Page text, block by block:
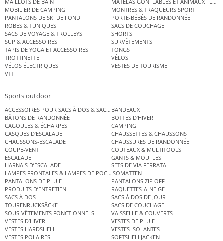
MAILLOTS DE BAIN
MATELAS GONFLABLES ET ANIMAUX
MOBILIER DE CAMPING
MONTRES & TRAQUEURS SPORT
PANTALONS DE SKI DE FOND
PORTE-BÉBÉS DE RANDONNÉE
ROBES & TUNIQUES
SACS DE COUCHAGE
SACS DE VOYAGE & TROLLEYS
SHORTS
SUP & ACCESSOIRES
SURVÊTEMENTS
TAPIS DE YOGA ET ACCESSOIRES
TONGS
TROTTINETTE
VÉLOS
VÉLOS ÉLECTRIQUES
VESTES DE TOURISME
VTT
Sports outdoor
ACCESSOIRES POUR SACS À DOS & SACS ÉTANCHES
BANDEAUX
BÂTONS DE RANDONNÉE
BOTTES D’HIVER
CAGOULES & ÉCHARPES
CAMPING
CASQUES D’ESCALADE
CHAUSSETTES & CHAUSSONS
CHAUSSONS-ESCALADE
CHAUSSURES DE RANDONNÉE
COUPE-VENT
COUTEAUX & MULTITOOLS
ESCALADE
GANTS & MOUFLES
HARNAIS D’ESCALADE
SETS DE VIA FERRATA
LAMPES FRONTALES & LAMPES DE POCHEISOMATTEN
PANTALONS DE PLUIE
PANTALONS ZIP OFF
PRODUITS D’ENTRETIEN
RAQUETTES-A-NEIGE
SACS À DOS
SACS À DOS DE JOUR
TOURENRUCKSÄCKE
SACS DE COUCHAGE
SOUS-VÊTEMENTS FONCTIONNELS
VAISSELLE & COUVERTS
VESTES D’HIVER
VESTES DE PLUIE
VESTES HARDSHELL
VESTES ISOLANTES
VESTES POLAIRES
SOFTSHELLJACKEN